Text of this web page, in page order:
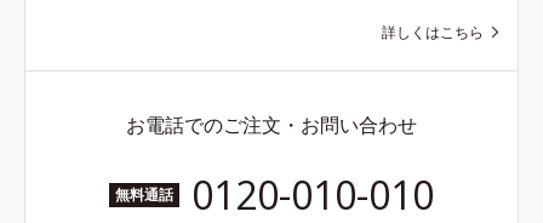
詳しくはこちら
お電話でのご注文・お問い合わせ
無料通話 0120-010-010